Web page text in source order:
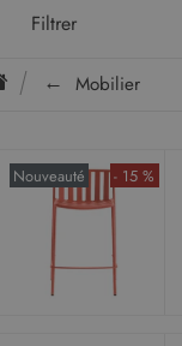
Filtrer
Mobilier
Nouveauté - 15 %